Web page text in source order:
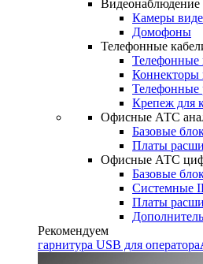
Видеонаблюдение
Камеры
Домофоны
Телефонные
Коннекторы
Телефонные
Крепеж для
Офисные АТС
Базовые
Платы
Офисные АТС
Базовые
Системные
Платы
Рекомендуем
гарнитура USB для оператора